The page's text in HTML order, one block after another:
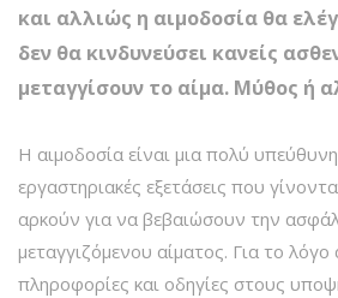
και αλλιώς η αιμοδοσία θα
δεν θα κινδυνεύσει κανείς
μεταγγίσουν το αίμα. Μύθος ή
Η αιμοδοσία είναι μια πολύ
εργαστηριακές εξετάσεις που
αρκούν για να βεβαιώσουν την
μεταγγιζόμενου αίματος. Για το
πληροφορίες και οδηγίες στους